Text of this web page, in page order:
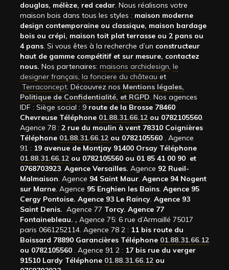
douglas, mélèze, red cedar. Nous réalisons votre
maison bois dans tous les styles : maison moderne
design contemporaine ou classique, maison bardage
bois ou crépi, maison toit plat terrasse ou 2 pans ou
4 pans. Si vous êtes à la recherche d’un constructeur
haut de gamme compétitif et sur mesure, contactez
nous. Nos partenaires: maisons archidesign, le
designer français, la fonciere du château et
Terraconcept. Découvrez nos Mentions légales,
Politique de Confidentialité, et RGPD. Nos agences
IDF : Siège social : 9 route de la Brosse 78460
Chevreuse Téléphone 01.88.31.66.12 ou 0782105560.
Agence 78 : 2 rue du moulin à vent 78310 Coignières
Téléphone 01.88.31.66.12 ou 0782105560 . Agence
91 : 19 avenue de Montjay 91400 Orsay Téléphone
01.88.31.66.12 ou 0782105560 ou 01 85 41 00 90 et
0768703923. Agence Versailles. Agence 92 Rueil-
Malmaison. Agence 94 Saint Maur. Agence 94 Nogent
sur Marne. Agence 95 Enghien les Bains. Agence 95
Cergy Pontoise. Agence 93 Le Raincy. Agence 93
Saint Denis. Agence 77 Torcy. Agence 77
Fontainebleau. , Agence 75: 6 rue d’Armaillé 75017
paris 0661252114. Agence 78 2 : 11 bis route du
Boissard 78890 Garancières Téléphone 01.88.31.66.12
ou 0782105560 . Agence 91 2 : 17 bis rue du verger
91510 Lardy Téléphone 01.88.31.66.12 ou